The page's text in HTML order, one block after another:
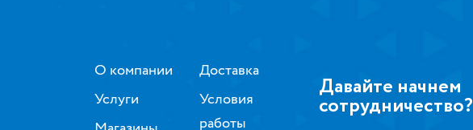
О компании
Услуги
Доставка
Условия
работы
Давайте начнем
сотрудничество?